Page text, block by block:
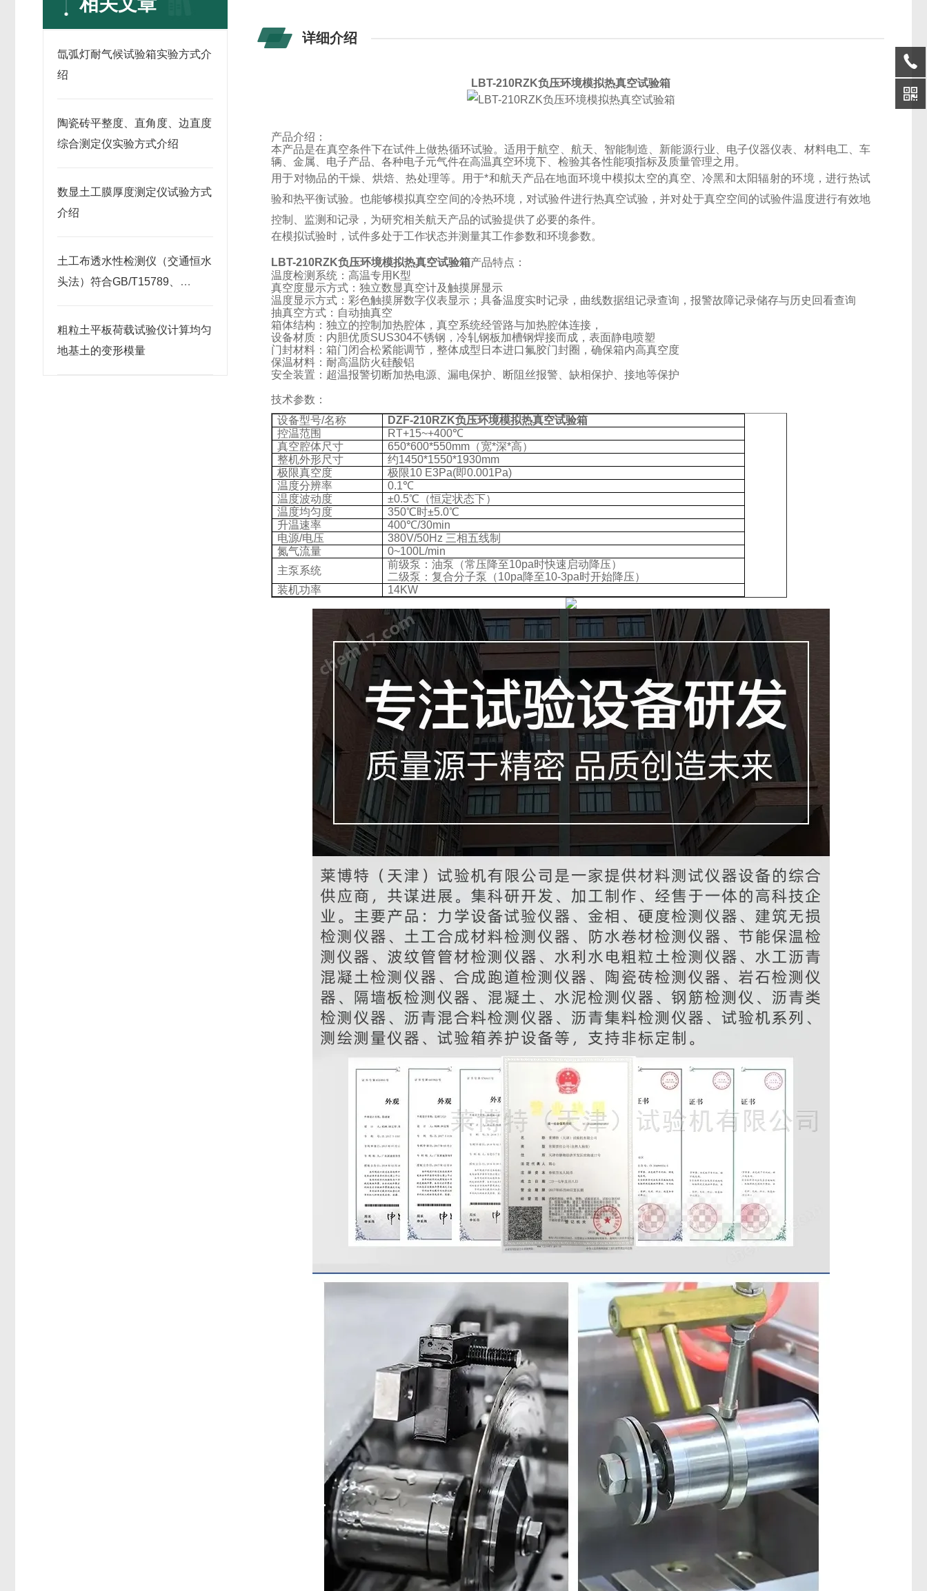
氙弧灯耐气候试验箱实验方式介
绍
陶瓷砖平整度、直角度、边直度
综合测定仪实验方式介绍
数显土工膜厚度测定仪试验方式
介绍
土工布透水性检测仪（交通恒水
头法）符合GB/T15789、
粗粒土平板荷载试验仪计算均匀
地基土的变形模量
详细介绍
LBT-210RZK负压环境模拟热真空试验箱
产品介绍：
本产品是在真空条件下在试件上做热循环试验。适用于航空、航天、智能制造、新能源行业、电子仪器仪表、材料电工、车
辆、金属、电子产品、各种电子元气件在高温真空环境下、检验其各性能项指标及质量管理之用。
用于对物品的干燥、烘焙、热处理等。用于*和航天产品在地面环境中模拟太空的真空、冷黑和太阳辐射的环境，进行热试
验和热平衡试验。也能够模拟真空空间的冷热环境，对试验件进行热真空试验，并对处于真空空间的试验件温度进行有效地
控制、监测和记录，为研究相关航天产品的试验提供了必要的条件。
在模拟试验时，试件多处于工作状态并测量其工作参数和环境参数。
LBT-210RZK负压环境模拟热真空试验箱产品特点：
温度检测系统：高温专用 K型
真空度显示方式：独立数显真空计及触摸屏显示
温度显示方式：彩色触摸屏数字仪表显示；具备温度实时记录，曲线数据组记录查询，报警故障记录储存与历史回看查询
抽真空方式：自动抽真空
箱体结构：独立的控制加热腔体，真空系统经管路与加热腔体连接，
设备材质：内胆优质SUS304不锈钢，冷轧钢板加槽钢焊接而成，表面静电喷塑
门封材料：箱门闭合松紧能调节，整体成型日本进口氟胶门封圈，确保箱内高真空度
保温材料：耐高温防火硅酸铝
安全装置：超温报警切断加热电源、漏电保护、断阻丝报警、缺相保护、接地等保护
技术参数：
设备型号/名称 DZF-210RZK负压环境模拟热真空试验箱
控温范围
RT+15~+400℃
真空腔体尺寸
650*600*550mm （宽*深*高）
整机外形尺寸
约1450*1550*1930mm
极限真空度
极限10 E3Pa(即0.001Pa)
温度分辨率
0.1℃
温度波动度
±0.5℃（恒定状态下）
温度均匀度
350℃时±5.0℃
升温速率
400℃/30min
电源/电压 380V/50Hz 三相五线制
氮气流量
0~100L/min
主泵系统
前级泵：油泵（常压降至10pa时快速启动降压）
二级泵：复合分子泵（10pa降至10-3pa时开始降压）
装机功率
14KW